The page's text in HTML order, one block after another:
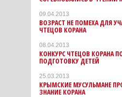
09.04.2013
ВОЗРАСТ НЕ ПОМЕХА ДЛЯ
ЧТЕЦОВ КОРАНА
08.04.2013
КОНКУРС ЧТЕЦОВ КОРАНА
ПОДГОТОВКУ ДЕТЕЙ
25.03.2013
КРЫМСКИЕ МУСУЛЬМАНЕ
ЗНАНИЕ КОРАНА